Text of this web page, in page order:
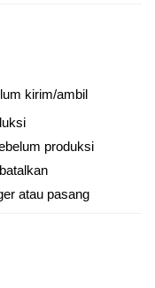
kirim/ambil
produksi
atau pasang